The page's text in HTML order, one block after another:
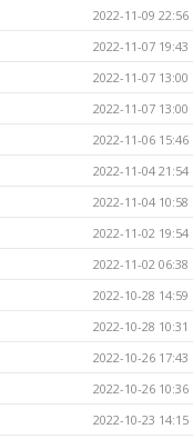
2022-11-09 22:56
2022-11-07 19:43
2022-11-07 13:00
2022-11-07 13:00
2022-11-06 15:46
2022-11-04 21:54
2022-11-04 10:58
2022-11-02 19:54
2022-11-02 06:38
2022-10-28 14:59
2022-10-28 10:31
2022-10-26 17:43
2022-10-26 10:36
2022-10-23 14:15